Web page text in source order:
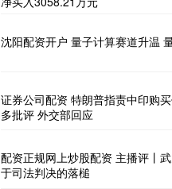
沈阳配资开户 量子计算赛道升温
证券公司配资 特朗普指责中印购
多批评 外交部回应
配资正规网上炒股配资 主播评丨
于司法判决的落槌